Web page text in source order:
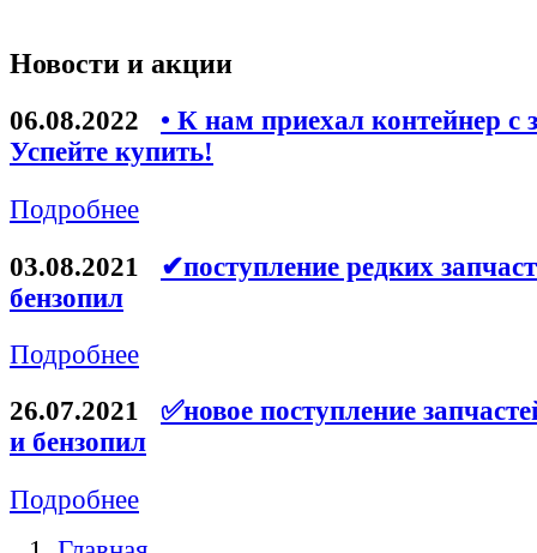
Конденсаторы
Якоря, статоры
Аккумуляторы, зарядные устройства
Ремни для электроинструмента
Новости и акции
06.08.2022
• К нам приехал контейнер с
Успейте купить!
Подробнее
03.08.2021
✔поступление редких
бензопил
Подробнее
26.07.2021
✅новое поступление
и бензопил
Подробнее